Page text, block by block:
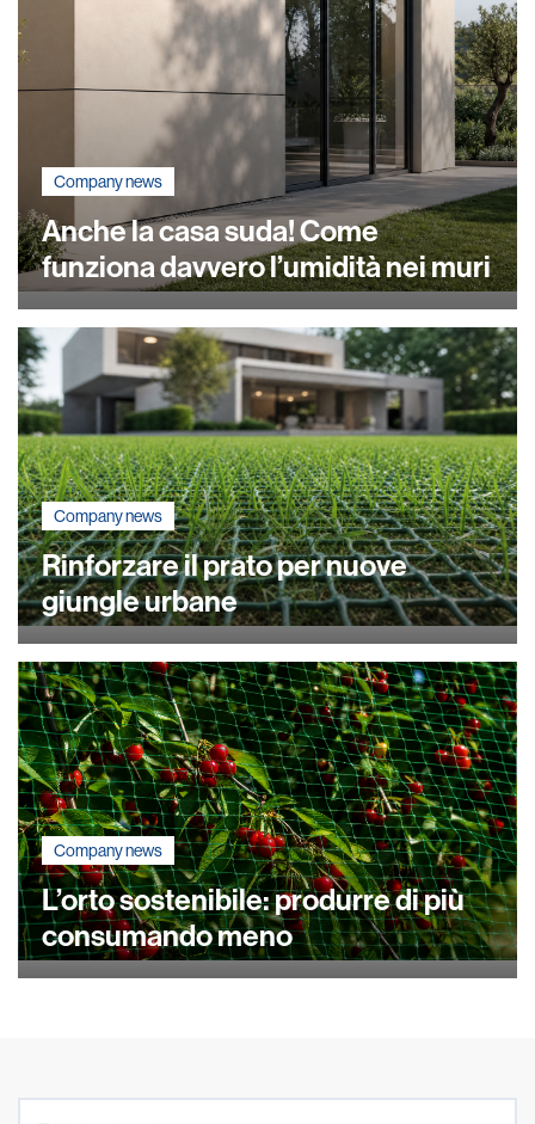
Company news
Anche la casa suda! Come
funziona davvero l’umidità nei muri
Company news
Rinforzare il prato per nuove
giungle urbane
Company news
L’orto sostenibile: produrre di più
consumando meno